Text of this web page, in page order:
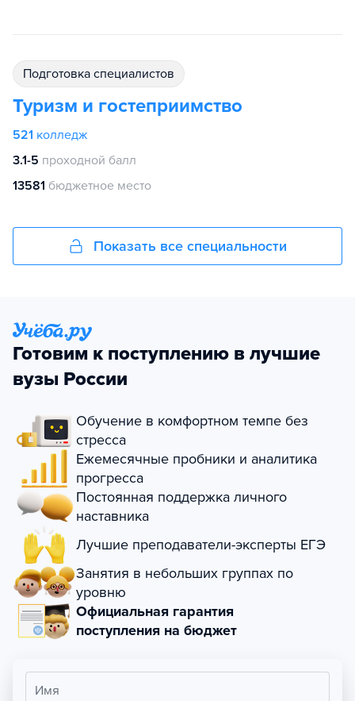
подготовка специалистов
Туризм и гостеприимство
521 колледж
3.1-5 проходной балл
13581 бюджетное место
Показать все специальности
Готовим к поступлению в лучшие
вузы России
Обучение в комфортном темпе без
стресса
Ежемесячные пробники и аналитика
прогресса
Постоянная поддержка личного
наставника
Лучшие преподаватели-эксперты ЕГЭ
Занятия в небольших группах по
уровню
Официальная гарантия
поступления на бюджет
Имя